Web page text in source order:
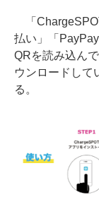
「
払い」「
QRを読み込ん
ウンロードして
る。